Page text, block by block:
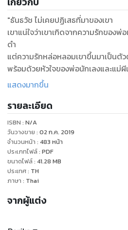
"ธันธวัช ไม่เคยปฏิเสธที่มาของเขา
เขาแน่ใจว่าเขาเกิดจากความรักของ
ดํา
แต่ความรักหล่อหลอมเขาขึ้นมาเป็นตั
พร้อมด้วยหัวใจของพ่อนักเลงและแม่ผี
ผลักดันให้เขาไปสู่โลกข้างขึ้นของพระจั
พระจันทร์ดวงงาม
แต่โชคชะตานั้นกระหน่ำซ้ำเติมเขาจ
ไป
คงไว้เพียงความมืดดำในหัวไจ...
มืดเหมือนคืนเดือนแรม ไร้แสงสว่างแล
แสนสวาท
คืนข้างขึ้นกลับกลายหายเป็นคืนข้างแร
แสดงมากขึ้น
รายละเอียด
ISBN : N/A
วันวางขาย : 02 ก.ค. 2019
จำนวนหน้า : 483 หน้า
ประเภทไฟล์: PDF
ขนาดไฟล์: 41.28 MB
ประเทศ: TH
ภาษา : Thai
จากผู้แต่ง